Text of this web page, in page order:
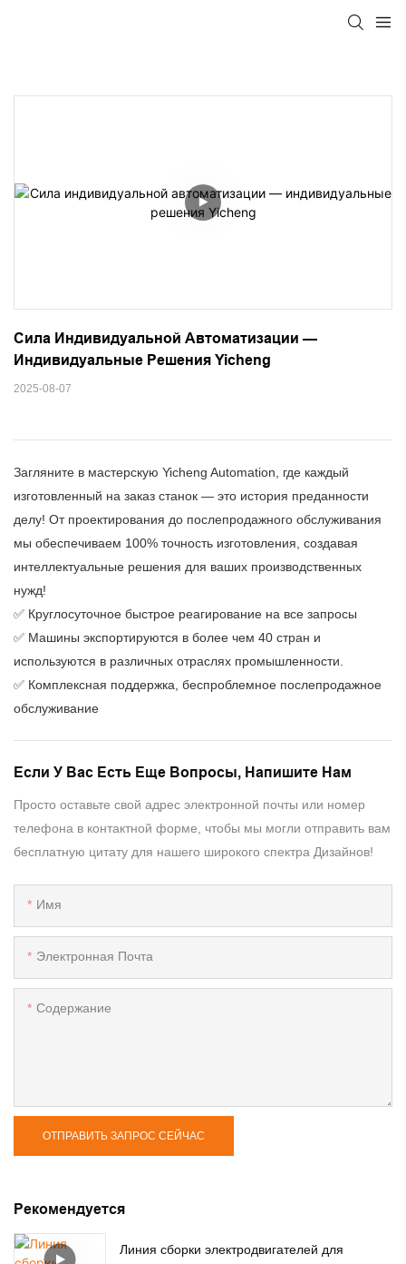
Сила Индивидуальной Автоматизации —
Индивидуальные Решения Yicheng
2025-08-07
Загляните в мастерскую Yicheng Automation, где каждый
изготовленный на заказ станок — это история преданности
делу! От проектирования до послепродажного обслуживания
мы обеспечиваем 100% точность изготовления, создавая
интеллектуальные решения для ваших производственных
нужд!
✅ Круглосуточное быстрое реагирование на все запросы
✅ Машины экспортируются в более чем 40 стран и
используются в различных отраслях промышленности.
✅ Комплексная поддержка, беспроблемное послепродажное
обслуживание
Если У Вас Есть Еще Вопросы, Напишите Нам
Просто оставьте свой адрес электронной почты или номер
телефона в контактной форме, чтобы мы могли отправить вам
бесплатную цитату для нашего широкого спектра Дизайнов!
Имя
Электронная Почта
Содержание
ОТПРАВИТЬ ЗАПРОС СЕЙЧАС
Рекомендуется
Линия сборки электродвигателей для